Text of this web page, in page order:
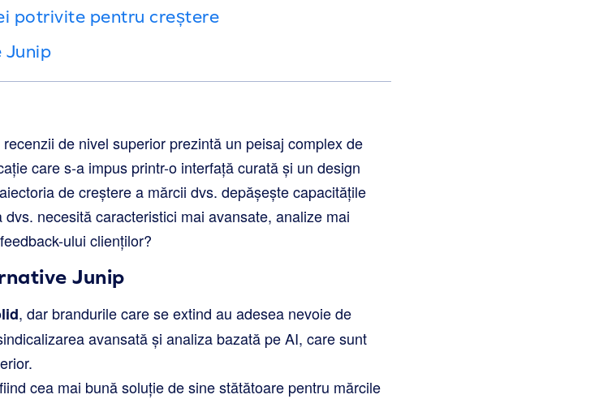
potrivite pentru creștere
Junip
de nivel superior prezintă un peisaj complex de
care s-a impus printr-o interfață curată și un design
de creștere a mărcii dvs. depășește capacitățile
necesită caracteristici mai avansate, analize mai
ului clienților?
Junip
, dar brandurile care se extind au adesea nevoie de
avansată și analiza bazată pe AI, care sunt
cea mai bună soluție de sine stătătoare pentru mărcile